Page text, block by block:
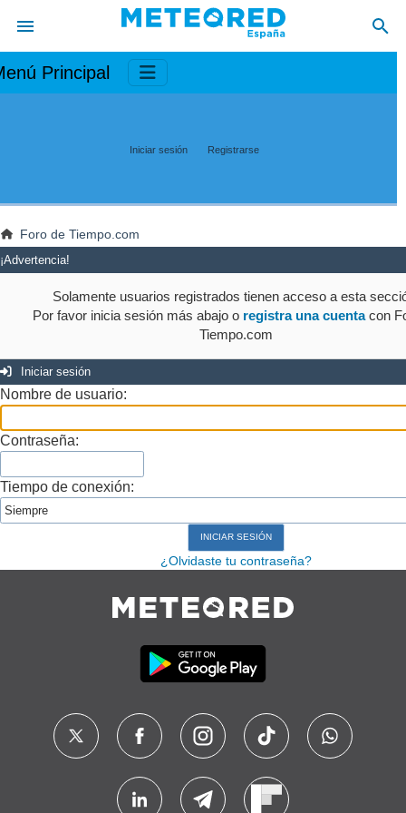
Principal
Iniciar sesión Registrarse
Foro de Tiempo.com
¡Advertencia!
Solamente usuarios registrados tienen acceso a esta
Por favor inicia sesión más abajo o registra una cuentacon
Tiempo.com
Iniciar sesión
Nombre de usuario:
Contraseña:
Tiempo de conexión:
¿Olvidaste tu contraseña?